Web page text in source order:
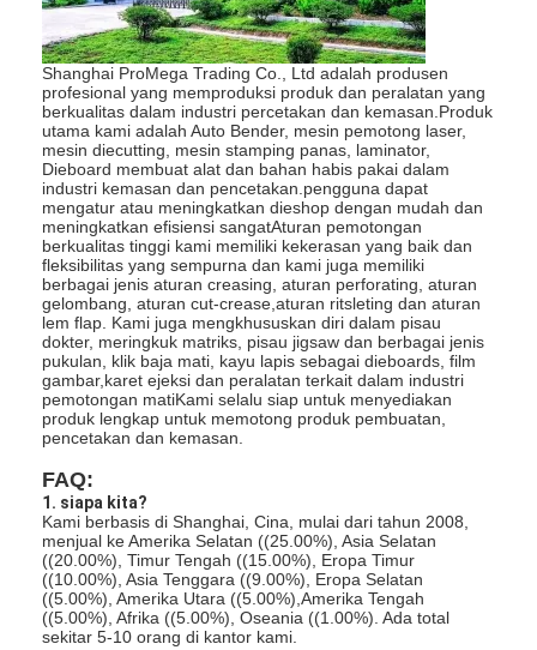
Rumah
Produk
Video
Tentang kami
Tur Pabrik
Kontrol kualitas
Hubungi kami
Berita
Kasus
Laser cutting mesin
Shanghai ProMega Trading Co., Ltd adalah produsen
profesional yang memproduksi produk dan peralatan yang
berkualitas dalam industri percetakan dan kemasan.Produk
utama kami adalah Auto Bender, mesin pemotong laser,
mesin diecutting, mesin stamping panas, laminator,
Dieboard membuat alat dan bahan habis pakai dalam
industri kemasan dan pencetakan.pengguna dapat
mengatur atau meningkatkan dieshop dengan mudah dan
meningkatkan efisiensi sangatAturan pemotongan
berkualitas tinggi kami memiliki kekerasan yang baik dan
fleksibilitas yang sempurna dan kami juga memiliki
berbagai jenis aturan creasing, aturan perforating, aturan
gelombang, aturan cut-crease,aturan ritsleting dan aturan
lem flap. Kami juga mengkhususkan diri dalam pisau
dokter, meringkuk matriks, pisau jigsaw dan berbagai jenis
pukulan, klik baja mati, kayu lapis sebagai dieboards, film
gambar,karet ejeksi dan peralatan terkait dalam industri
pemotongan matiKami selalu siap untuk menyediakan
produk lengkap untuk memotong produk pembuatan,
pencetakan dan kemasan.
FAQ:
1. siapa kita?
Kami berbasis di Shanghai, Cina, mulai dari tahun 2008,
menjual ke Amerika Selatan ((25.00%), Asia Selatan
((20.00%), Timur Tengah ((15.00%), Eropa Timur
((10.00%), Asia Tenggara ((9.00%), Eropa Selatan
((5.00%), Amerika Utara ((5.00%),Amerika Tengah
((5.00%), Afrika ((5.00%), Oseania ((1.00%). Ada total
sekitar 5-10 orang di kantor kami.